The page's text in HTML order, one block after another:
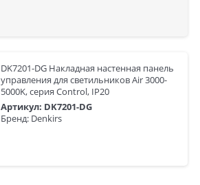
DK7201-DG Накладная настенная панель
управления для светильников Air 3000-
5000K, серия Control, IP20
Артикул: DK7201-DG
Бренд: Denkirs